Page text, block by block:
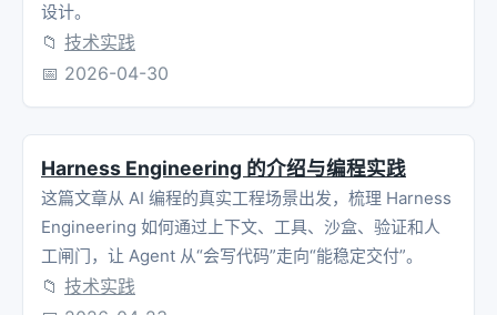
设计。
📁 技术实践
📅 2026-04-30
Harness Engineering 的介绍与编程实践
这篇文章从 AI 编程的真实工程场景出发，梳理 Harness
Engineering 如何通过上下文、工具、沙盒、验证和人
工闸门，让 Agent 从“会写代码”走向“能稳定交付”。
📁 技术实践